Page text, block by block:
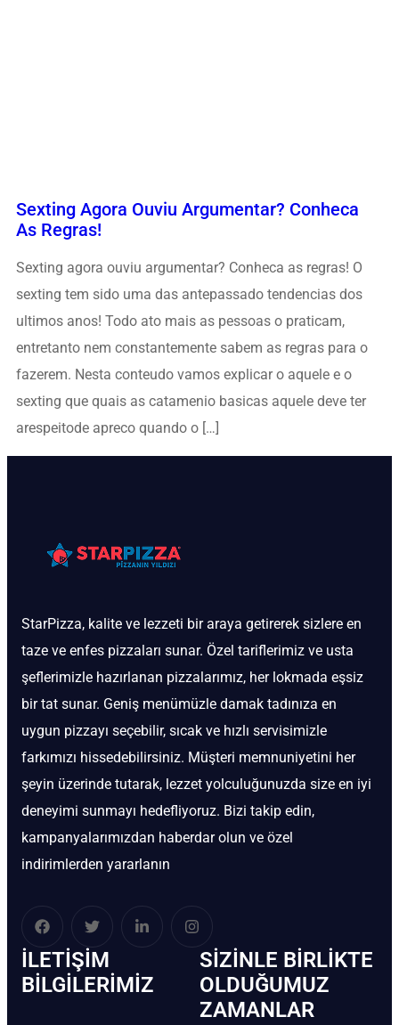
Sexting Agora Ouviu Argumentar? Conheca
As Regras!
Sexting agora ouviu argumentar? Conheca as regras! O
sexting tem sido uma das antepassado tendencias dos
ultimos anos! Todo ato mais as pessoas o praticam,
entretanto nem constantemente sabem as regras para o
fazerem. Nesta conteudo vamos explicar o aquele e o
sexting que quais as catamenio basicas aquele deve ter
arespeitode apreco quando o […]
StarPizza, kalite ve lezzeti bir araya getirerek sizlere en
taze ve enfes pizzaları sunar. Özel tariflerimiz ve usta
şeflerimizle hazırlanan pizzalarımız, her lokmada eşsiz
bir tat sunar. Geniş menümüzle damak tadınıza en
uygun pizzayı seçebilir, sıcak ve hızlı servisimizle
farkımızı hissedebilirsiniz. Müşteri memnuniyetini her
şeyin üzerinde tutarak, lezzet yolculuğunuzda size en iyi
deneyimi sunmayı hedefliyoruz. Bizi takip edin,
kampanyalarımızdan haberdar olun ve özel
indirimlerden yararlanın
İLETIŞIM
BİLGILERIMIZ
SIZINLE BIRLIKTE
OLDUĞUMUZ
ZAMANLAR